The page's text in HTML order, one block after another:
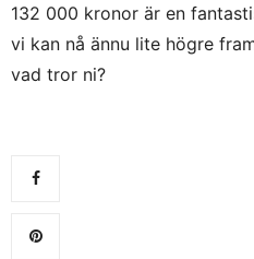
132 000 kronor är en
vi kan nå ännu lite högre
vad tror ni?